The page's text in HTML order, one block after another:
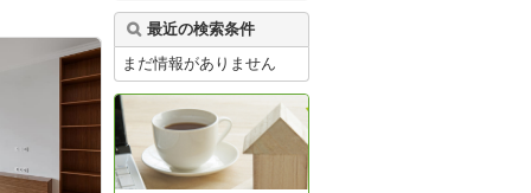
最近の検索条件
まだ情報がありません